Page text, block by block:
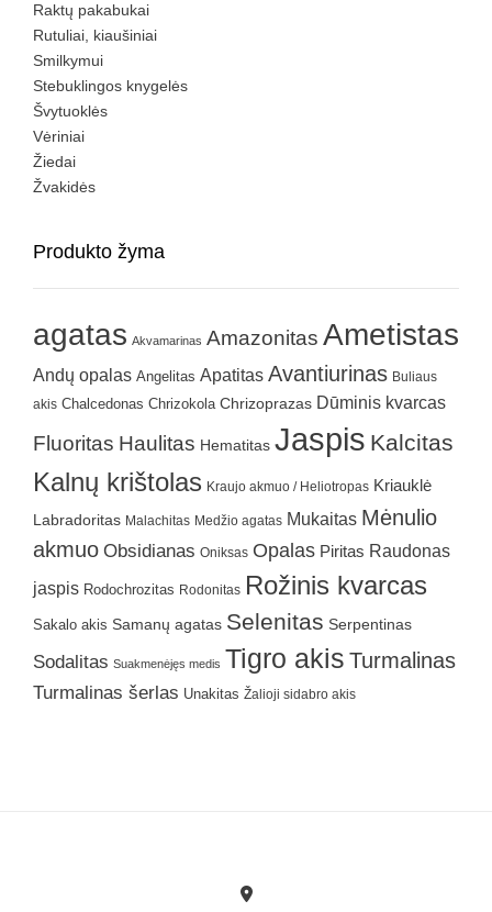
Raktų pakabukai
Rutuliai, kiaušiniai
Smilkymui
Stebuklingos knygelės
Švytuoklės
Vėriniai
Žiedai
Žvakidės
Produkto žyma
agatas Akvamarinas Amazonitas Ametistas
Andų opalas Angelitas Apatitas Avantiurinas Buliaus
akis Chalcedonas Chrizokola Chrizoprazas Dūminis kvarcas
Fluoritas Haulitas Hematitas Jaspis Kalcitas
Kalnų krištolas Kraujo akmuo / Heliotropas Kriauklė
Labradoritas Malachitas Medžio agatas Mukaitas Mėnulio
akmuo Obsidianas Oniksas Opalas Piritas Raudonas
jaspis Rodochrozitas Rodonitas Rožinis kvarcas
Sakalo akis Samanų agatas Selenitas Serpentinas
Sodalitas Suakmenėjęs medis Tigro akis Turmalinas
Turmalinas šerlas Unakitas Žalioji sidabro akis